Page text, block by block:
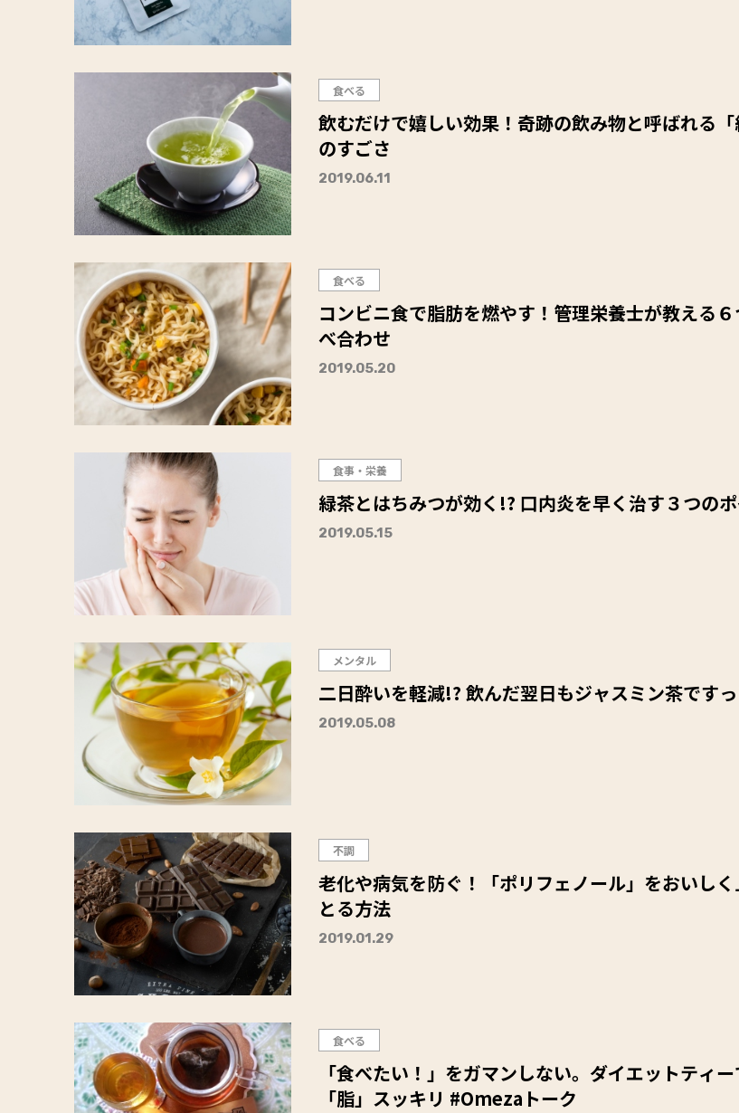
食べる
飲むだけで嬉しい効果！奇跡の飲み物と呼ばれる「
のすごさ
2019.06.11
食べる
コンビニ食で脂肪を燃やす！管理栄養士が教える
べ合わせ
2019.05.20
食事・栄養
緑茶とはちみつが効く!? 口内炎を早く治す３つの
2019.05.15
メンタル
二日酔いを軽減!? 飲んだ翌日もジャスミン茶です
2019.05.08
不調
老化や病気を防ぐ！「ポリフェノール」をおいし
とる方法
2019.01.29
食べる
「食べたい！」をガマンしない。ダイエットティー
「脂」スッキリ #Omezaトーク